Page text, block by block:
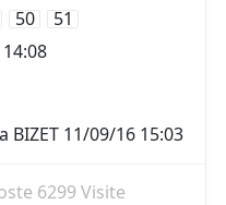
50
51
BIZET 11/09/16 15:03
6299 Visite